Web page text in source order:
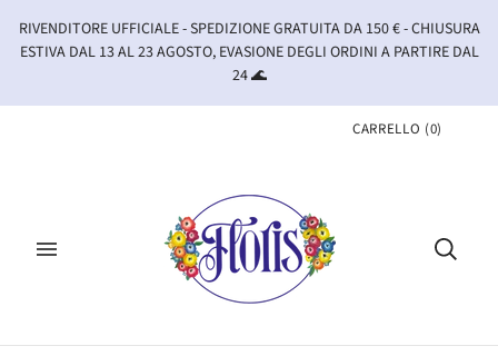
RIVENDITORE UFFICIALE - SPEDIZIONE GRATUITA DA 150 € - CHIUSURA
ESTIVA DAL 13 AL 23 AGOSTO, EVASIONE DEGLI ORDINI A PARTIRE DAL
24 🌊
CARRELLO (0)